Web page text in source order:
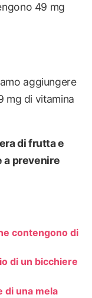
49 mg
aggiungere
mg di vitamina
di frutta e
a prevenire
contengono di
di un bicchiere
di una mela